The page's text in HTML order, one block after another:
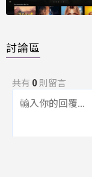
討論區
共有 0則留言